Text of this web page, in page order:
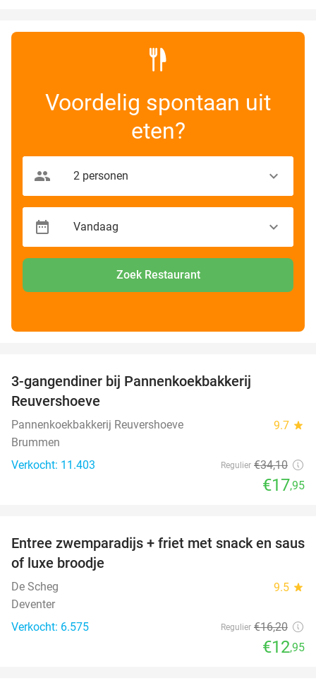
Voordelig spontaan uit
eten?
Zoek Restaurant
3-gangendiner bij Pannenkoekbakkerij
Reuvershoeve
Pannenkoekbakkerij Reuvershoeve 9.7 star
Brummen
Verkocht: 11.403
Regulier €34,10
€17,95
20%
Entree zwemparadijs + friet met snack en saus
of luxe broodje
De Scheg 9.5 star
Deventer
Verkocht: 6.575
Regulier €16,20
€12,95